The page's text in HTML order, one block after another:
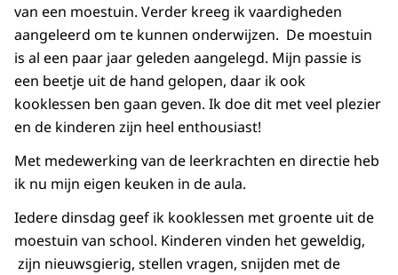
van een moestuin. Verder kreeg ik vaardigheden
aangeleerd om te kunnen onderwijzen. De moestuin
is al een paar jaar geleden aangelegd. Mijn passie is
een beetje uit de hand gelopen, daar ik ook
kooklessen ben gaan geven. Ik doe dit met veel plezier
en de kinderen zijn heel enthousiast!
Met medewerking van de leerkrachten en directie heb
ik nu mijn eigen keuken in de aula.
Iedere dinsdag geef ik kooklessen met groente uit de
moestuin van school. Kinderen vinden het geweldig,
zijn nieuwsgierig, stellen vragen, snijden met de